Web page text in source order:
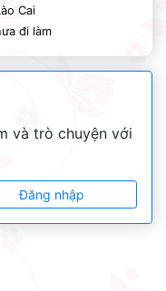
Cai
đi làm
và trò chuyện với
Đăng nhập